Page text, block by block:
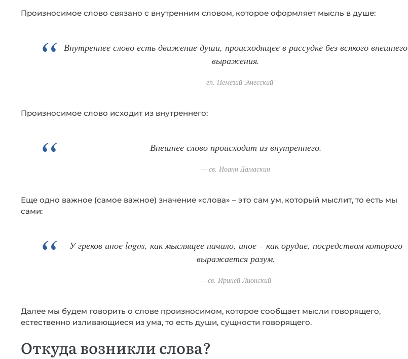
Произносимое слово связано с внутренним словом, которое оформляет мысль в душе:
Внутреннее слово есть движение души, происходящее в рассудке без всякого внешнего
выражения.
еп. Немезий Эмесский
Произносимое слово исходит из внутреннего:
Внешнее слово происходит из внутреннего.
св. Иоанн Дамаскин
Еще одно важное (самое важное) значение «слова» – это сам ум, который мыслит, то есть мы
сами:
У греков иное logos, как мыслящее начало, иное – как орудие, посредством которого
выражается разум.
св. Ириней Лионский
Далее мы будем говорить о слове произносимом, которое сообщает мысли говорящего,
естественно изливающиеся из ума, то есть души, сущности говорящего.
Откуда возникли слова?